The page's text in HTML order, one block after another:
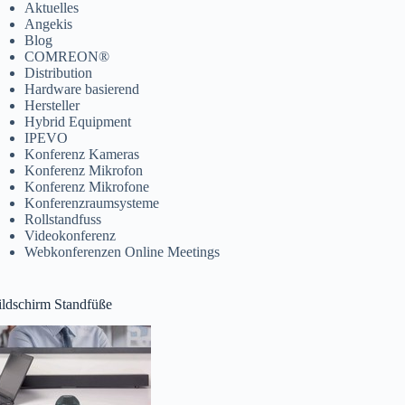
Aktuelles
Angekis
Blog
COMREON®
Distribution
Hardware basierend
Hersteller
Hybrid Equipment
IPEVO
Konferenz Kameras
Konferenz Mikrofon
Konferenz Mikrofone
Konferenzraumsysteme
Rollstandfuss
Videokonferenz
Webkonferenzen Online Meetings
Standfüße